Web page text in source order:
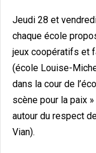
Jeudi 28 et
chaque école
jeux coopératifs et
(école Louise-
dans la cour de
scène pour la paix
autour du respect
Vian).